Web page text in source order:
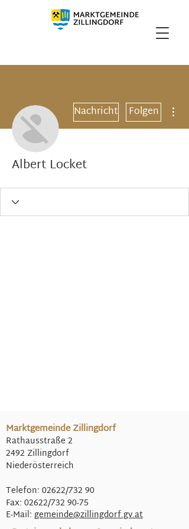
Nachricht Folgen
Albert Locket
Marktgemeinde Zillingdorf
Rathausstraße 2
2492 Zillingdorf
Niederösterreich
Telefon: 02622/732 90
Fax: 02622/732 90-75
E-Mail: gemeinde@zillingdorf.gv.at